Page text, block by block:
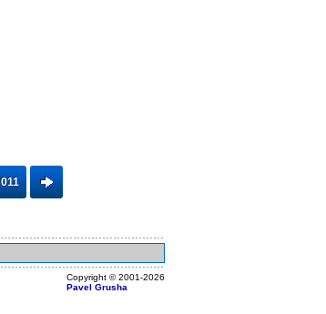
011
Copyright ©2001-2026
Pavel Grusha